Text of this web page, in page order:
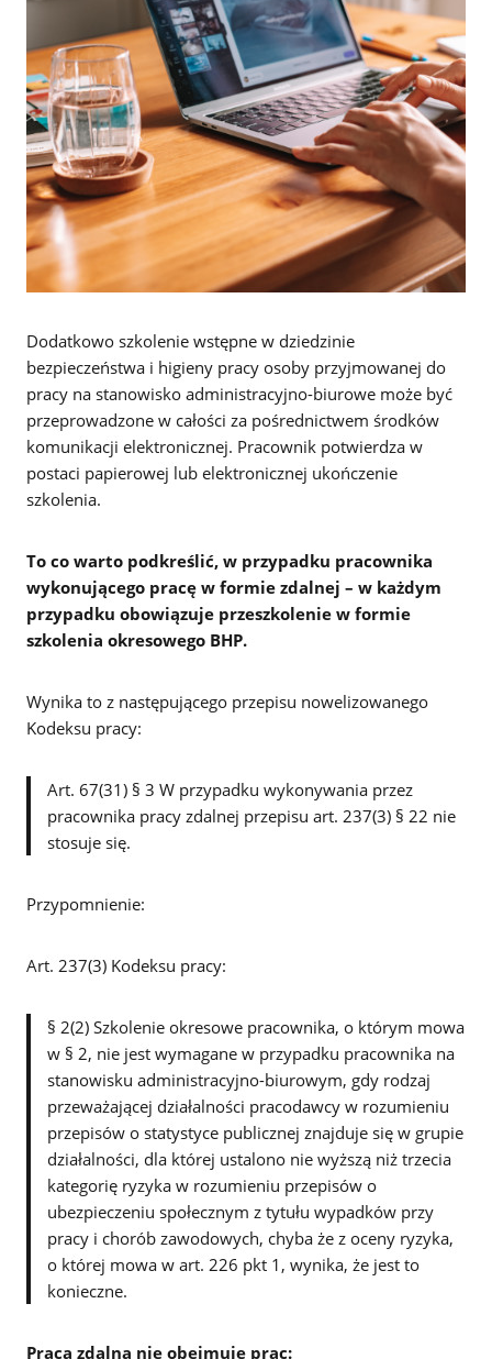
Dodatkowo szkolenie wstępne w dziedzinie
bezpieczeństwa i higieny pracy osoby przyjmowanej do
pracy na stanowisko administracyjno-biurowe może być
przeprowadzone w całości za pośrednictwem środków
komunikacji elektronicznej. Pracownik potwierdza w
postaci papierowej lub elektronicznej ukończenie
szkolenia.
To co warto podkreślić, w przypadku pracownika
wykonującego pracę w formie zdalnej – w każdym
przypadku obowiązuje przeszkolenie w formie
szkolenia okresowego BHP.
Wynika to z następującego przepisu nowelizowanego
Kodeksu pracy:
Art. 67(31) § 3 W przypadku wykonywania przez
pracownika pracy zdalnej przepisu art. 237(3) § 22 nie
stosuje się.
Przypomnienie:
Art. 237(3) Kodeksu pracy:
§ 2(2) Szkolenie okresowe pracownika, o którym mowa
w § 2, nie jest wymagane w przypadku pracownika na
stanowisku administracyjno-biurowym, gdy rodzaj
przeważającej działalności pracodawcy w rozumieniu
przepisów o statystyce publicznej znajduje się w grupie
działalności, dla której ustalono nie wyższą niż trzecia
kategorię ryzyka w rozumieniu przepisów o
ubezpieczeniu społecznym z tytułu wypadków przy
pracy i chorób zawodowych, chyba że z oceny ryzyka,
o której mowa w art. 226 pkt 1, wynika, że jest to
konieczne.
Praca zdalna nie obejmuje prac: